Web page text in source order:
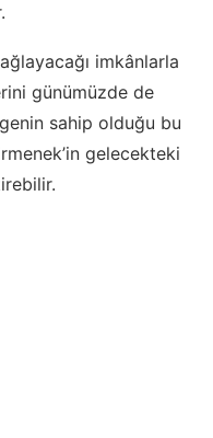
imkânlarla
günümüzde de
sahip olduğu bu
gelecekteki